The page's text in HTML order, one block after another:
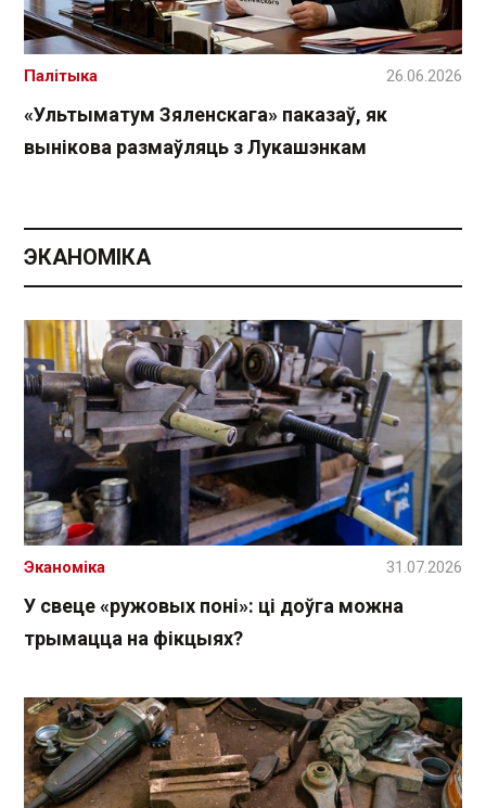
«Ультыматум Зяленскага» паказаў, як
вынікова размаўляць з Лукашэнкам
Палітыка 26.06.2026
ЭКАНОМІКА
У свеце «ружовых поні»: ці доўга можна
трымацца на фікцыях?
Эканоміка 31.07.2026